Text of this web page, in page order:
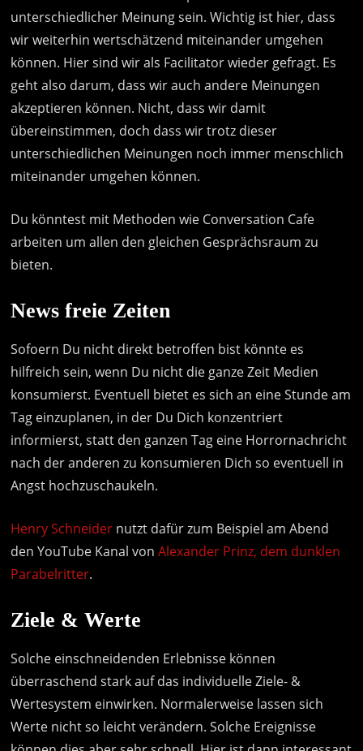
unterschiedlicher Meinung sein. Wichtig ist hier, dass
wir weiterhin wertschätzend miteinander umgehen
können. Hier sind wir als Facilitator wieder gefragt. Es
geht also darum, dass wir auch andere Meinungen
akzeptieren können. Nicht, dass wir damit
übereinstimmen, doch dass wir trotz dieser
unterschiedlichen Meinungen noch immer menschlich
miteinander umgehen können.
Du könntest mit Methoden wie Conversation Cafe
arbeiten um allen den gleichen Gesprächsraum zu
bieten.
News freie Zeiten
Sofoern Du nicht direkt betroffen bist könnte es
hilfreich sein, wenn Du nicht die ganze Zeit Medien
konsumierst. Eventuell bietet es sich an eine Stunde am
Tag einzuplanen, in der Du Dich konzentriert
informierst, statt den ganzen Tag eine Horrornachricht
nach der anderen zu konsumieren Dich so eventuell in
Angst hochzuschaukeln.
Henry Schneider nutzt dafür zum Beispiel am Abend
den YouTube Kanal vonAlexander Prinz, dem dunklen
Parabelritter.
Ziele & Werte
Solche einschneidenden Erlebnisse können
überraschend stark auf das individuelle Ziele- &
Wertesystem einwirken. Normalerweise lassen sich
Werte nicht so leicht verändern. Solche Ereignisse